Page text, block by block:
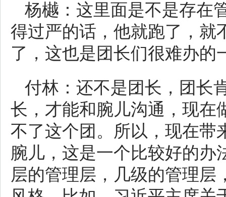
杨樾：这里面是不是存在
得过严的话，他就跑了，就
了，这也是团长们很难办的
付林：还不是团长，团长
长，才能和腕儿沟通，现在
不了这个团。所以，现在带
腕儿，这是一个比较好的办
层的管理层，几级的管理层